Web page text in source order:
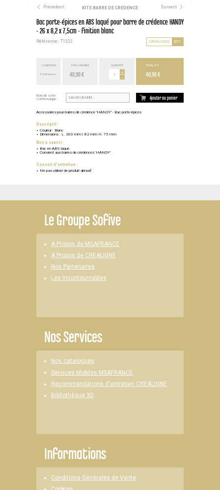
Précédent KITS BARRE DE CREDENCE Suivant
Bac porte-épices en ABS laqué pour barre de crédence HANDY
- 26 x 8,2 x 7,5cm - finition blanc
Référence : T1322 CATALOGUE D71
CONDITION
Point euros
PRIX UNITAIRE
40,90 €
QUANTITÉ
+
-
TOTAL H.T.
40,90 €
Nom de votre
contremarque :
Ajouter au panier
Accessoires pour barres de crédence 'HANDY' - Bac porte-épices
Descriptif :
Couleur : Blanc
Dimensions : L. 260 mm l. 82 mm H. 75 mm
Bon à savoir :
Bac en ABS laqué.
Convient aux barres de crédences 'HANDY'
Conseil d'entretien :
Ne pas utiliser de produit abrasif.
LeGroupe Sofive
A Propos de MSAFRANCE
A Propos de CREALIGNE
Nos Partenaires
Les Incontournables
Nos Services
Nos catalogues
Services Mobiles MSAFRANCE
Recommandations d'entretien CREALIGNE
Bibliothèque 3D
Informations
Conditions Générales de Vente